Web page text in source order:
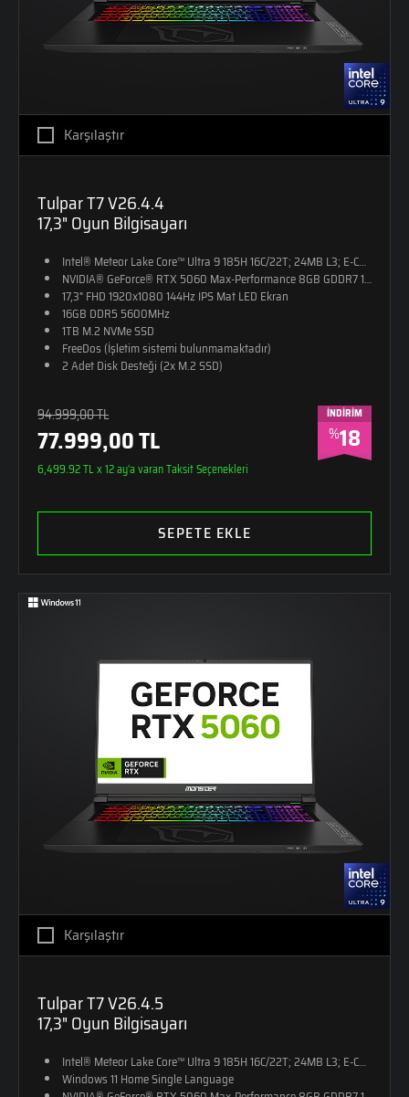
Karşılaştır
Tulpar T7 V26.4.4
17,3" Oyun Bilgisayarı
Intel® Meteor Lake Core™ Ultra 9 185H 16C/22T; 24MB L3; E-CORE
NVIDIA® GeForce® RTX 5060 Max-Performance 8GB GDDR7 128-Bit
17,3" FHD 1920x1080 144Hz IPS Mat LED Ekran
16GB DDR5 5600MHz
1TB M.2 NVMe SSD
FreeDos (İşletim sistemi bulunmamaktadır)
2 Adet Disk Desteği (2x M.2 SSD)
2,65kg Ağırlık
Monster Sırt Çantası Hediye
Alüminyum - Güçlendirilmiş Plastik Kasa
94.999,00 TL
77.999,00 TL
İNDİRİM
%18
6,499.92 TL x 12 ay'a varan Taksit Seçenekleri
SEPETE EKLE
Karşılaştır
Tulpar T7 V26.4.5
17,3" Oyun Bilgisayarı
Intel® Meteor Lake Core™ Ultra 9 185H 16C/22T; 24MB L3; E-CORE
Windows 11 Home Single Language